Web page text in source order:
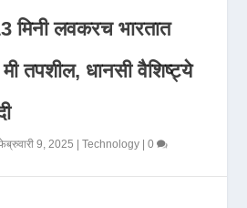
मिनी लवकरच भारतात
तपशील, धानसी वैशिष्ट्ये
9, 2025 |Technology |0